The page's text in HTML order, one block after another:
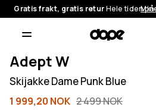
Gratis frakt, gratis returHele tiden
Adept W
Skijakke Dame Punk Blue
1 999,20 NOK 2 499 NOK